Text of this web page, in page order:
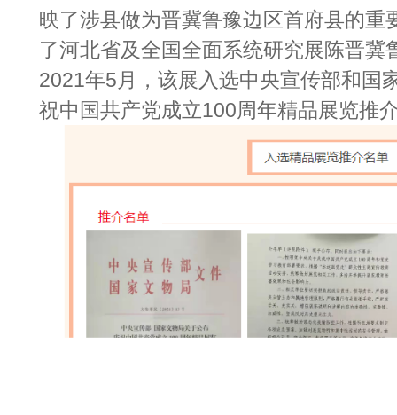
映了涉县做为晋冀鲁豫边区首府县的重
了河北省及全国全面系统研究展陈晋冀
2021年5月，该展入选中央宣传部和国
祝中国共产党成立100周年精品展览推